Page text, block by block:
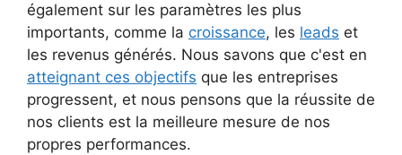
également sur les paramètres les plus
importants, comme la croissance, les leads et
les revenus générés. Nous savons que c'est en
atteignant ces objectifs que les entreprises
progressent, et nous pensons que la réussite de
nos clients est la meilleure mesure de nos
propres performances.